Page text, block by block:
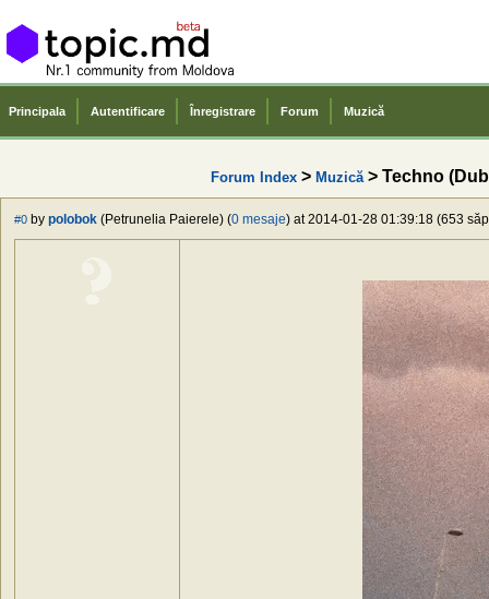
Principala Autentificare Înregistrare Forum Muzică
Forum Index> Muzică> Techno
#0 by polobok (Petrunelia Paierele) (0 mesaje) at 2014-01-28 01:39:18 (653